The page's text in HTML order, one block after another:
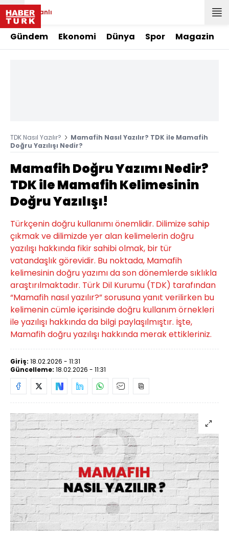
Canlı
Gündem Ekonomi Dünya Spor Magazin
TDK Nasıl Yazılır?
Mamafih Nasıl Yazılır? TDK ile Mamafih
Doğru Yazılışı Nedir?
Mamafih Doğru Yazımı Nedir?
TDK ile Mamafih Kelimesinin
Doğru Yazılışı!
Türkçenin doğru kullanımı önemlidir. Dilimize sahip
çıkmak ve dilimizde yer alan kelimelerin doğru
yazılışı hakkında fikir sahibi olmak, bir tür
vatandaşlık görevidir. Bu noktada, Mamafih
kelimesinin doğru yazımı da son dönemlerde sıklıkla
araştırılmaktadır. Türk Dil Kurumu (TDK) tarafından
“Mamafih nasıl yazılır?” sorusuna yanıt verilirken bu
kelimenin cümle içerisinde doğru kullanım örnekleri
ile yazılışı hakkında da bilgi paylaşılmıştır. İşte,
Mamafih doğru yazılışı hakkında merak ettikleriniz.
Giriş: 18.02.2026 - 11:31
Güncelleme: 18.02.2026 - 11:31